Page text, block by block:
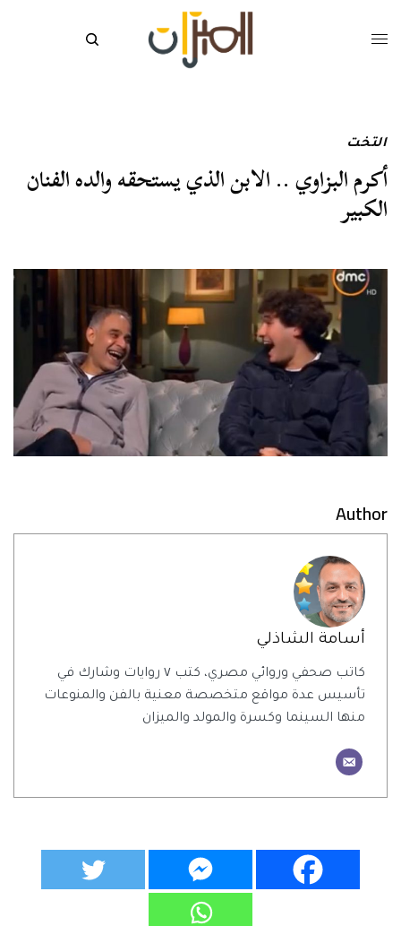
التخت
أكرم البزاوي .. الابن الذي يستحقه والده الفنان
الكبير
Author
أسامة الشاذلي
كاتب صحفي وروائي مصري، كتب ٧ روايات وشارك في
تأسيس عدة مواقع متخصصة معنية بالفن والمنوعات
منها السينما وكسرة والمولد والميزان